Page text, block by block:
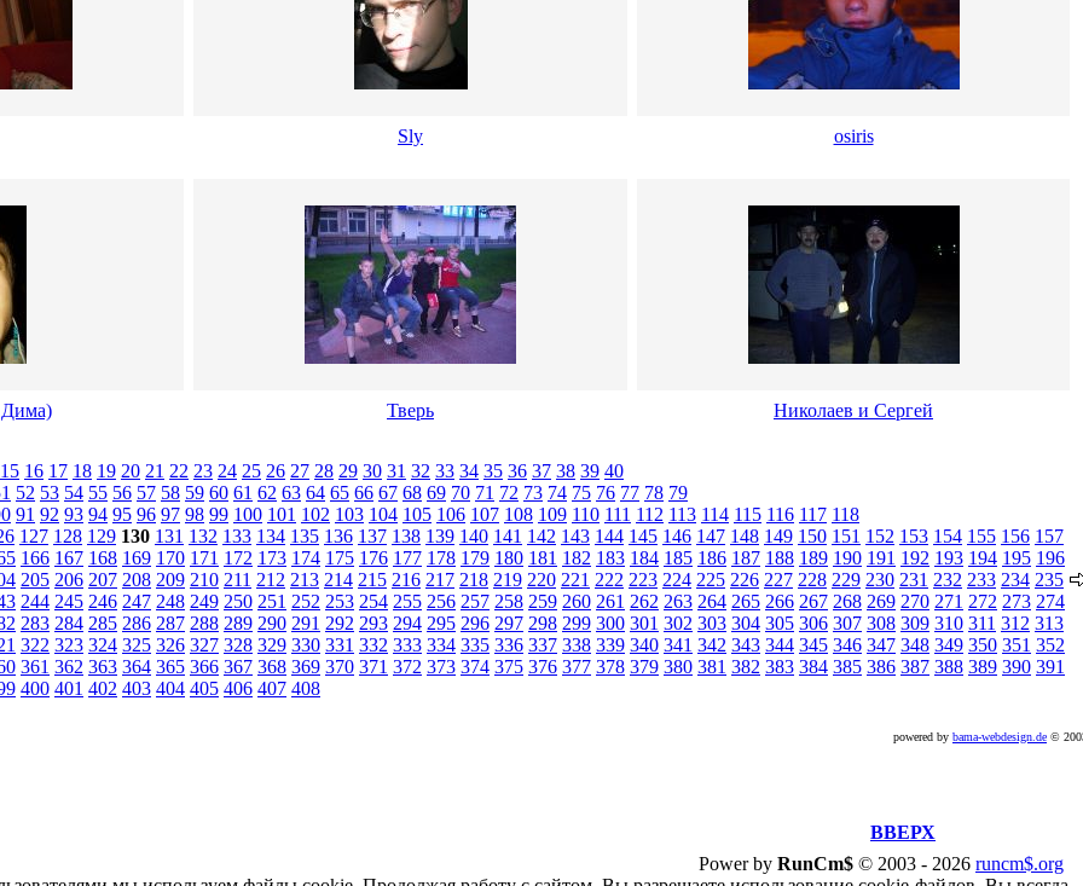
Sly osiris
Дима) Тверь Николаев и Сергей
15 16 17 18 19 20 21 22 23 24 25 26 27 28 29 30 31 32 33 34 35 36 37 38 39 40
52 53 54 55 56 57 58 59 60 61 62 63 64 65 66 67 68 69 70 71 72 73 74 75 76 77 78 79
91 92 93 94 95 96 97 98 99 100 101 102 103 104 105 106 107 108 109 110 111 112 113 114 115 116 117 118
127 128 129 130 131 132 133 134 135 136 137 138 139 140 141 142 143 144 145 146 147 148 149 150 151 152 153 154 155 156 157
166 167 168 169 170 171 172 173 174 175 176 177 178 179 180 181 182 183 184 185 186 187 188 189 190 191 192 193 194 195 196
205 206 207 208 209 210 211 212 213 214 215 216 217 218 219 220 221 222 223 224 225 226 227 228 229 230 231 232 233 234 235
244 245 246 247 248 249 250 251 252 253 254 255 256 257 258 259 260 261 262 263 264 265 266 267 268 269 270 271 272 273 274
283 284 285 286 287 288 289 290 291 292 293 294 295 296 297 298 299 300 301 302 303 304 305 306 307 308 309 310 311 312 313
322 323 324 325 326 327 328 329 330 331 332 333 334 335 336 337 338 339 340 341 342 343 344 345 346 347 348 349 350 351 352
361 362 363 364 365 366 367 368 369 370 371 372 373 374 375 376 377 378 379 380 381 382 383 384 385 386 387 388 389 390 391
400 401 402 403 404 405 406 407 408
powered by bama-webdesign.de ©
ВВЕРХ
Power by RunCm$ © 2003 - 2026 runcm$.org